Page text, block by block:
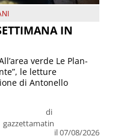
IN
di
gazzettamatin
il 07/08/2026
verde Le Plan-
le letture
di Antonello